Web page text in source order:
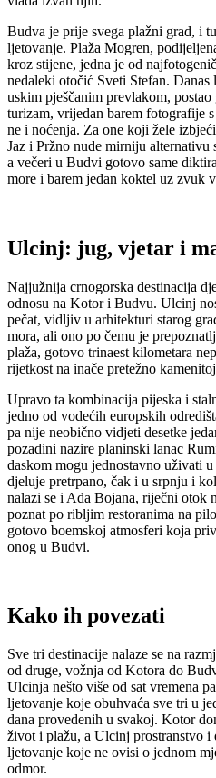
Budva je prije svega plažni grad, i
ljetovanje. Plaža Mogren,
kroz stijene, jedna je od
nedaleki otočić Sveti Stefan.
uskim pješčanim prevlakom,
turizam, vrijedan barem fotografije
ne i noćenja. Za one koji žele
Jaz i Pržno nude mirniju
a večeri u Budvi gotovo same
more i barem jedan koktel uz zvuk
Ulcinj: jug, vjetar i
Najjužnija crnogorska destinacija
odnosu na Kotor i Budvu. Ulcinj
pečat, vidljiv u arhitekturi starog
mora, ali ono po čemu je
plaža, gotovo trinaest kilometara
rijetkost na inače pretežno
Upravo ta kombinacija pijeska i
jedno od vodećih europskih
pa nije neobično vidjeti desetke
pozadini nazire planinski lanac
daskom mogu jednostavno uživati
djeluje pretrpano, čak i u srpnju i
nalazi se i Ada Bojana, riječni otok
poznat po ribljim restoranima na
gotovo boemskoj atmosferi koja
onog u Budvi.
Kako ih povezati
Sve tri destinacije nalaze se na
od druge, vožnja od Kotora do
Ulcinja nešto više od sat vremena
ljetovanje koje obuhvaća sve tri u
dana provedenih u svakoj. Kotor
život i plažu, a Ulcinj prostranstvo
ljetovanje koje ne ovisi o jednom
odmor.